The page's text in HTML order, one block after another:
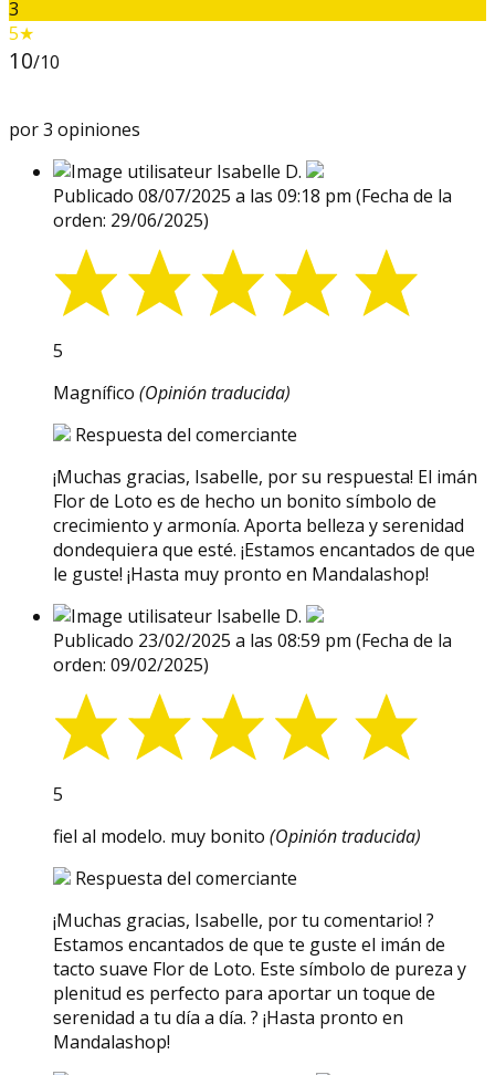
3
5★
10/10
por 3 opiniones
Isabelle D.
Publicado 08/07/2025 a las 09:18 pm (Fecha de la
orden: 29/06/2025)
5
Magnífico (Opinión traducida)
Respuesta del comerciante
¡Muchas gracias, Isabelle, por su respuesta! El imán
Flor de Loto es de hecho un bonito símbolo de
crecimiento y armonía. Aporta belleza y serenidad
dondequiera que esté. ¡Estamos encantados de que
le guste! ¡Hasta muy pronto en Mandalashop!
Isabelle D.
Publicado 23/02/2025 a las 08:59 pm (Fecha de la
orden: 09/02/2025)
5
fiel al modelo. muy bonito (Opinión traducida)
Respuesta del comerciante
¡Muchas gracias, Isabelle, por tu comentario! ?
Estamos encantados de que te guste el imán de
tacto suave Flor de Loto. Este símbolo de pureza y
plenitud es perfecto para aportar un toque de
serenidad a tu día a día. ? ¡Hasta pronto en
Mandalashop!